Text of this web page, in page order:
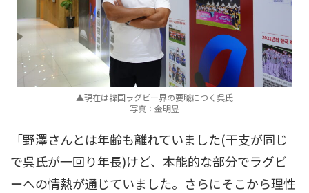
▲現在は韓国ラグビー界の要職につく呉氏
写真：金明昱
「野澤さんとは年齢も離れていました(干支が同じ
で呉氏が一回り年長)けど、本能的な部分でラグビ
ーへの情熱が通じていました。さらにそこから理性